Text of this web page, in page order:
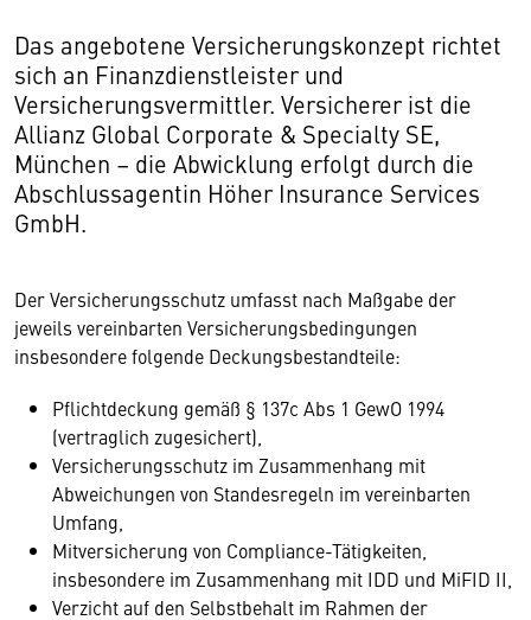
Das angebotene Versicherungskonzept richtet
sich an Finanzdienstleister und
Versicherungsvermittler. Versicherer ist die
Allianz Global Corporate & Specialty SE,
München – die Abwicklung erfolgt durch die
Abschlussagentin Höher Insurance Services
GmbH.
Der Versicherungsschutz umfasst nach Maßgabe der
jeweils vereinbarten Versicherungs­bedingungen
insbesondere folgende Deckungsbestandteile:
Pflichtdeckung gemäß § 137c Abs 1 GewO 1994
(vertraglich zugesichert),
Versicherungsschutz im Zusammenhang mit
Abweichungen von Standesregeln im vereinbarten
Umfang,
Mitversicherung von Compliance-Tätigkeiten,
insbesondere im Zusammenhang mit IDD und MiFID II,
Verzicht auf den Selbstbehalt im Rahmen der